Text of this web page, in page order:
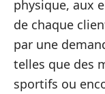
physique, aux
de chaque
par une
telles que des
sportifs ou